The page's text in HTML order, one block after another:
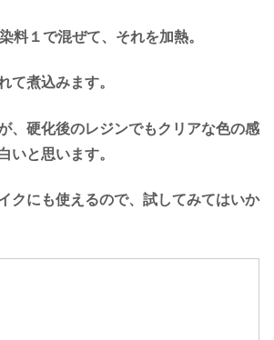
料１で混ぜて、それを加熱。
て煮込みます。
、硬化後のレジンでもクリアな色の感
いと思います。
クにも使えるので、試してみてはいか